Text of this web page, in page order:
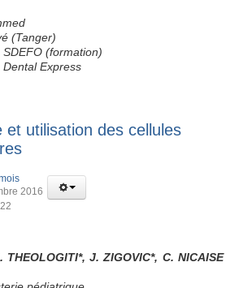
(Tanger)
(formation)
Express
et utilisation des cellules
2016
THEOLOGITI*, J. ZIGOVIC*, C. NICAISE